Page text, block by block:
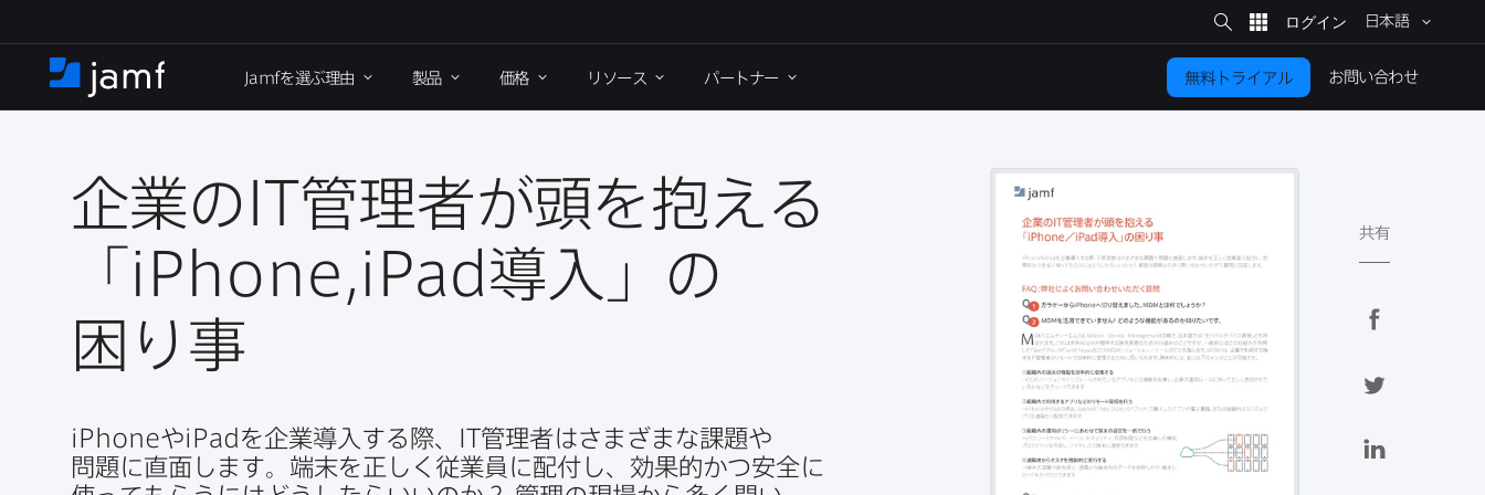
イ
ン
ツ
サ
イ
ト
検
索
日本語
ホ
ー
Jamfを​選ぶ理由 製品 価格 リソース パートナー 無料トライアル お問い​合わせ
企業の IT管理者が​頭を​抱える
「 iPhone,iPad導入」の​
困り事
iPhoneやiPad を​企業導入する​際、 IT管理者は​さまざまな​課題や​
問題に​直面します。​端末を​正しく​従業員に​配付し、​効果的かつ安全に​
共有